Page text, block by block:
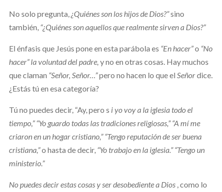
No solo pregunta,¿Quiénes son los hijos de Dios?”sino
también, “¿Quiénes son aquellos que realmente sirven a Dios?”
El énfasis que Jesús pone en esta parábola es “En hacer”o “No
hacer” la voluntad del padre, y no en otras cosas. Hay muchos
que claman “Señor, Señor…”pero no hacen lo que el Señordice.
¿Estás tú en esa categoría?
Tú no puedes decir, “Ay, pero s i yo voy a la iglesia todo el
tiempo,” “Yo guardo todas las tradiciones religiosas,” “A mí me
criaron en un hogar cristiano,” “Tengo reputación de ser buena
cristiana,”o hasta de decir, “Yo trabajo en la iglesia.” “Tengo un
ministerio.”
No puedes decir estas cosas y ser desobediente a Dios, como lo